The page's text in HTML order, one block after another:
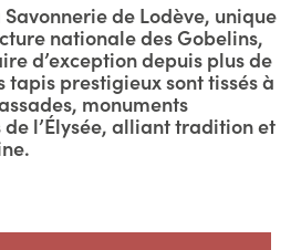
de Lodève, unique
nationale des Gobelins,
d’exception depuis plus de
tapis prestigieux sont tissés à
monuments
l’Élysée, alliant tradition et